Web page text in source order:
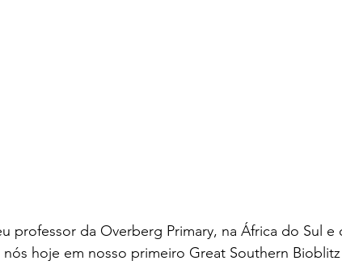
professor da Overberg Primary, na África do Sul e
nós hoje em nosso primeiro Great Southern